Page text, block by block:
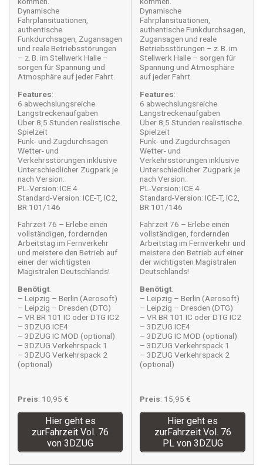
Dynamische
Fahrplansituationen,
authentische
Funkdurchsagen, Zugansagen
und reale Betriebsstörungen
– z. B. im Stellwerk Halle –
sorgen für Spannung und
Atmosphäre auf jeder Fahrt.
Features:
6 abwechslungsreiche
Langstreckenaufgaben
Über 8,5 Stunden realistische
Spielzeit
Funk- und Zugdurchsagen
Wetter- und
Verkehrsstörungen inklusive
Unterschiedlicher Zugpark je
nach Version:
PL-Version: ICE 4
Standard-Version: ICE-T, IC2,
BR 101/146
Fahrzeit 76 – Erlebe einen
vollständigen, fordernden
Arbeitstag im Fernverkehr
und meistere den Betrieb auf
einer der wichtigsten
Magistralen Deutschlands!
Benötigt:
– Leipzig – Berlin (Aerosoft)
– Leipzig – Dresden (DTG)
– VR BR 101 IC oder DTG IC2
– 3DZUG ICE4
– 3DZUG IC MOD (optional)
– 3DZUG Verkehrspack 1
– 3DZUG Verkehrspack 2
(optional)
Preis: 10,95 €
Hier geht es
zurFahrzeit Vol. 76
von 3DZUG
Dynamische
Fahrplansituationen,
authentische Funkdurchsagen,
Zugansagen und reale
Betriebsstörungen – z. B. im
Stellwerk Halle – sorgen für
Spannung und Atmosphäre
auf jeder Fahrt.
Features:
6 abwechslungsreiche
Langstreckenaufgaben
Über 8,5 Stunden realistische
Spielzeit
Funk- und Zugdurchsagen
Wetter- und
Verkehrsstörungen inklusive
Unterschiedlicher Zugpark je
nach Version:
PL-Version: ICE 4
Standard-Version: ICE-T, IC2,
BR 101/146
Fahrzeit 76 – Erlebe einen
vollständigen, fordernden
Arbeitstag im Fernverkehr und
meistere den Betrieb auf einer
der wichtigsten Magistralen
Deutschlands!
Benötigt:
– Leipzig – Berlin (Aerosoft)
– Leipzig – Dresden (DTG)
– VR BR 101 IC oder DTG IC2
– 3DZUG ICE4
– 3DZUG IC MOD (optional)
– 3DZUG Verkehrspack 1
– 3DZUG Verkehrspack 2
(optional)
Preis: 15,95 €
Hier geht es
zurFahrzeit Vol. 76
PL von 3DZUG